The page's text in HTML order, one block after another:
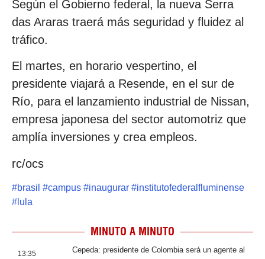
Según el Gobierno federal, la nueva Serra
das Araras traerá más seguridad y fluidez al
tráfico.
El martes, en horario vespertino, el
presidente viajará a Resende, en el sur de
Río, para el lanzamiento industrial de Nissan,
empresa japonesa del sector automotriz que
amplía inversiones y crea empleos.
rc/ocs
#brasil #campus #inaugurar #institutofederalfluminense
# lula
MINUTO A MINUTO
13:35
Cepeda: presidente de Colombia será un agente al